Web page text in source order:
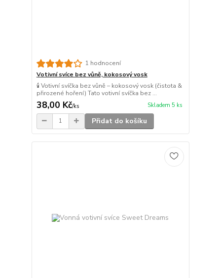
1 hodnocení
Votivní svíce bez vůně, kokosový vosk
🕯️ Votivní svíčka bez vůně – kokosový vosk (čistota &
přirozené hoření) Tato votivní svíčka bez ...
38,00 Kč/ks Skladem 5 ks
Přidat do košíku